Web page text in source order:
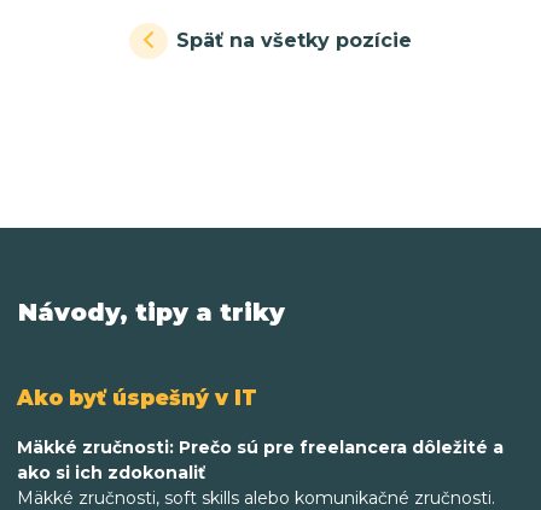
Späť na všetky pozície
Návody, tipy a triky
Ako byť úspešný v IT
Mäkké zručnosti: Prečo sú pre freelancera dôležité a
ako si ich zdokonaliť
Mäkké zručnosti, soft skills alebo komunikačné zručnosti.